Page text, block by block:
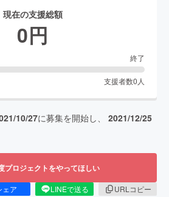
現在の支援総額
0円
終了
支援者数0 人
10/27に募集を開始し、 2021/12/25
プロジェクトをやってほしい
ェア LINEで送る
URLコピー